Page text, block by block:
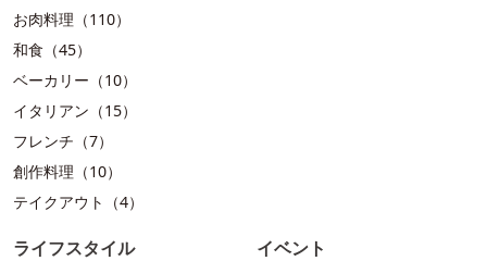
お肉料理（110）
和食（45）
ベーカリー（10）
イタリアン（15）
フレンチ（7）
創作料理（10）
テイクアウト（4）
ライフスタイル イベント